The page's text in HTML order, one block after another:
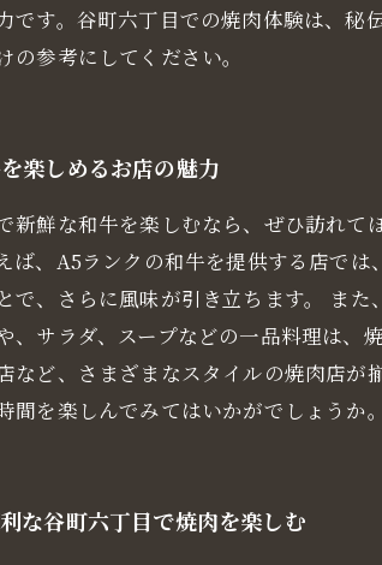
です。谷町六丁目での焼肉体験は、
の参考にしてください。
楽しめるお店の魅力
新鮮な和牛を楽しむなら、ぜひ訪れ
ば、A5ランクの和牛を提供する店で
で、さらに風味が引き立ちます。 ま
、サラダ、スープなどの一品料理は、
など、さまざまなスタイルの焼肉店
間を楽しんでみてはいかがでしょうか。
な谷町六丁目で焼肉を楽しむ